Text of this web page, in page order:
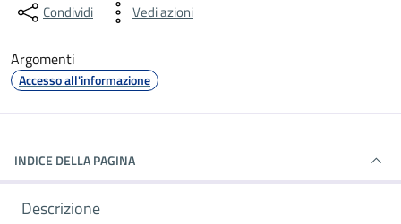
Condividi Vedi azioni
Argomenti
Accesso all'informazione
INDICE DELLA PAGINA
Descrizione